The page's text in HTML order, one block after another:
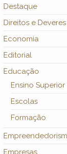
Destaque
Direitos e Deveres
Economia
Editorial
Educação
Ensino Superior
Escolas
Formação
Empresas